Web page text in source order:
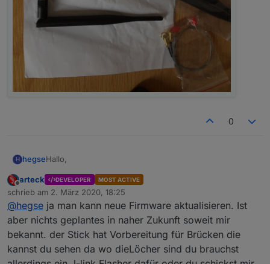
0
H hegseHallo,
nutze momentan auch noch den CC2531 Stick. Läuft
soweit. Wie schaut es bei dem neuen Stick in Zukunft
aus? Kann ich eventuelle Firmware Updates selbst
installieren?
Gruß Hegse
Offline
arteck DEVELOPER MOST ACTIVE
schrieb am 2. März 2020, 18:25
zuletzt editiert von
@hegse ja man kann neue Firmware aktualisieren. Ist
aber nichts geplantes in naher Zukunft soweit mir
bekannt. der Stick hat Vorbereitung für Brücken die
kannst du sehen da wo dieLöcher sind du brauchst